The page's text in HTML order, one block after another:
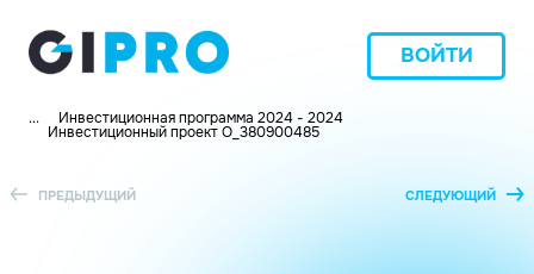
ВОЙТИ
... Инвестиционная программа 2024 - 2024
Инвестиционный проект O_380900485
ПРЕДЫДУЩИЙ СЛЕДУЮЩИЙ